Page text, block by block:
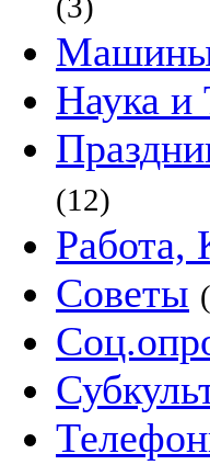
Наука и
(12)
Работа,
Советы